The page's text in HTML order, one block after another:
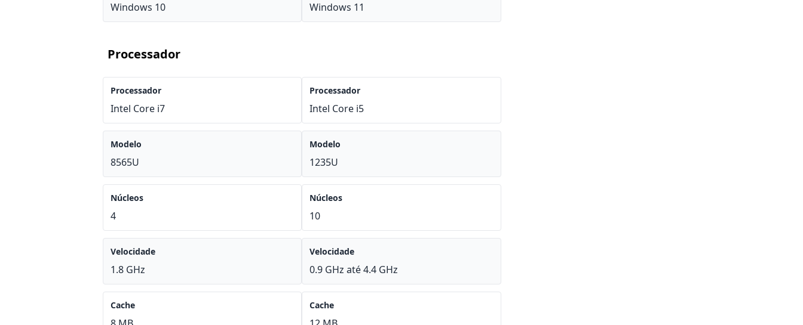
Windows 10 Windows 11
Processador
Processador
Intel Core i7
Modelo
8565U
Núcleos
4
Velocidade
1.8 GHz
Cache
Processador
Intel Core i5
Modelo
1235U
Núcleos
10
Velocidade
0.9 GHz até 4.4 GHz
Cache